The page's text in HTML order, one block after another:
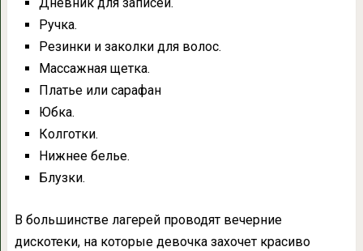
Ручка.
Резинки и заколки для волос.
Массажная щетка.
Платье или сарафан
Юбка.
Колготки.
Нижнее белье.
Блузки.
В большинстве лагерей проводят вечерние
дискотеки, на которые девочка захочет красиво